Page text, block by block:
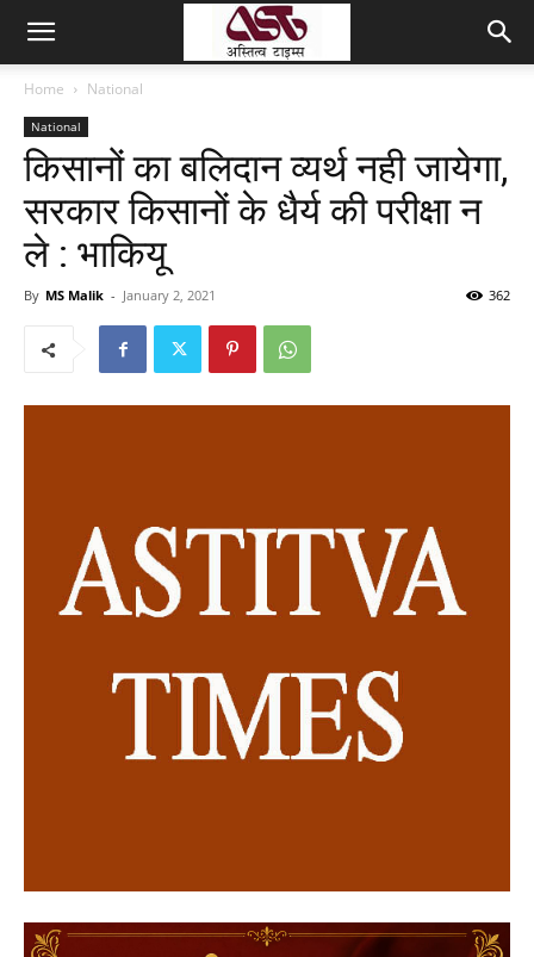
Home National
National
किसानों का बलिदान व्यर्थ नही जायेगा,
सरकार किसानों के धैर्य की परीक्षा न
ले : भाकियू
By MS Malik - January 2, 2021 362